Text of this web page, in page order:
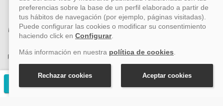
ACCION VIAJES SL ha sido beneficiaria del Fondo Europeo de Desarrollo
Regional (FEDER), cuyo objetivo es mejorar la competitividad de las pymes
mediante el impulso de la innovación, el desarrollo tecnológico, la
investigación de calidad y el uso seguro y fiable del ciberespacio. Gracias a
esta financiación, la empresa ha puesto en marcha un Plan de Acción
promoviendo la innovación y la ciberseguridad. Para ello, ha contado con el
apoyo de los programas Pyme Innova y Pyme Cibersegura de la Cámara
de Comercio de Málaga. #EuropaSeSiente